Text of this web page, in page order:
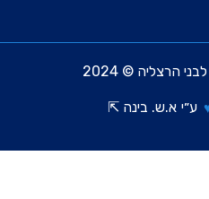
הרצליה © 2024
ע״י א.ש. בינה ⇱